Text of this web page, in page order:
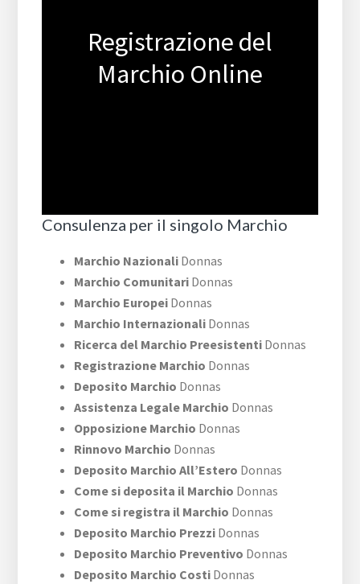
Registrazione del
Marchio Online
Consulenza per il singolo Marchio
Marchio Nazionali Donnas
Marchio Comunitari Donnas
Marchio Europei Donnas
Marchio Internazionali Donnas
Ricerca del Marchio Preesistenti Donnas
Registrazione Marchio Donnas
Deposito Marchio Donnas
Assistenza Legale Marchio Donnas
Opposizione Marchio Donnas
Rinnovo Marchio Donnas
Deposito Marchio All’Estero Donnas
Come si deposita il Marchio Donnas
Come si registra il Marchio Donnas
Deposito Marchio Prezzi Donnas
Deposito Marchio Preventivo Donnas
Deposito Marchio Costi Donnas